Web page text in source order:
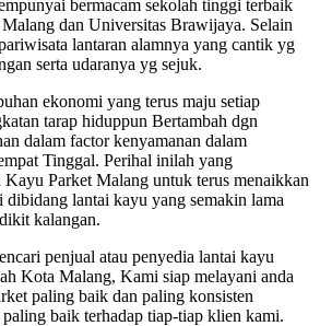
bermacam sekolah tinggi terbaik
dan Universitas Brawijaya. Selain
lantaran alamnya yang cantik yg
serta udaranya yg sejuk.
ekonomi yang terus maju setiap
tarap hiduppun Bertambah dgn
dalam factor kenyamanan dalam
Tinggal. Perihal inilah yang
Parket Malang untuk terus menaikkan
dibidang lantai kayu yang semakin lama
kalangan.
penjual atau penyedia lantai kayu
Kota Malang, Kami siap melayani anda
paling baik dan paling konsisten
baik terhadap tiap-tiap klien kami.